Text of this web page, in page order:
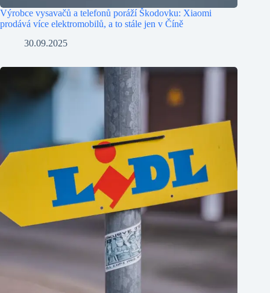
Výrobce vysavačů a telefonů poráží Škodovku: Xiaomi
prodává více elektromobilů, a to stále jen v Číně
30.09.2025